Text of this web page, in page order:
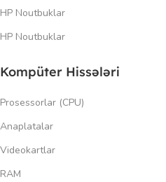
HP Noutbuklar
HP Noutbuklar
Kompüter Hissələri
Prosessorlar (CPU)
Anaplatalar
Videokartlar
RAM